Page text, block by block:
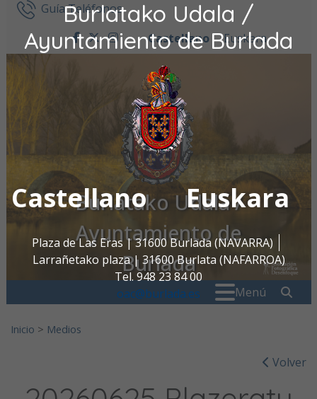
Burlatako Udala /
Ayuntamiento de Burlada
Castellano Euskara
Plaza de Las Eras | 31600 Burlada (NAVARRA)
Larrañetako plaza | 31600 Burlata (NAFARROA)
Tel. 948 23 84 00
oac@burlada.es
Ir al contenidoGuía Teléfonos
facebook
twitter
instagram
Castellano Euskara
Burlatako Udala /
Ayuntamiento de
Burlada
Menú
Inicio > Medios
Volver